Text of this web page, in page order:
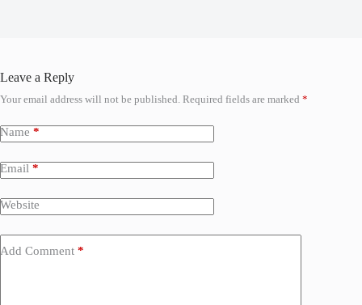
Leave a Reply
Your email address will not be published. Required fields are marked *
Name *
Email *
Website
Add Comment *